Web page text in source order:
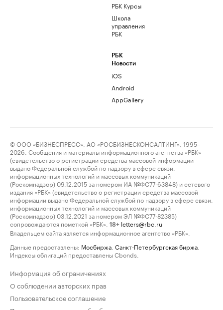
РБК Курсы
Школа
управления
РБК
РБК
Новости
iOS
Android
AppGallery
© ООО «БИЗНЕСПРЕСС», АО «РОСБИЗНЕСКОНСАЛТИНГ», 1995–
2026. Сообщения и материалы информационного агентства «РБК»
(свидетельство о регистрации средства массовой информации
выдано Федеральной службой по надзору в сфере связи,
информационных технологий и массовых коммуникаций
(Роскомнадзор) 09.12.2015 за номером ИА №ФС77-63848) и сетевого
издания «РБК» (свидетельство о регистрации средства массовой
информации выдано Федеральной службой по надзору в сфере связи,
информационных технологий и массовых коммуникаций
(Роскомнадзор) 03.12.2021 за номером ЭЛ №ФС77-82385)
сопровождаются пометкой «РБК».
18+ letters@rbc.ru
Владельцем сайта является информационное агентство «РБК».
Данные предоставлены: Мосбиржа Санкт-Петербургская биржа
Индексы облигаций предоставлены Cbonds.
Информация об ограничениях
О соблюдении авторских прав
Пользовательское соглашение